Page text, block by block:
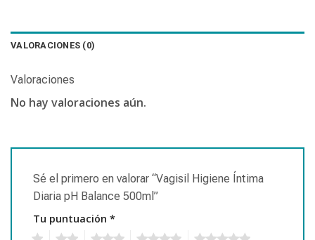
VALORACIONES (0)
Valoraciones
No hay valoraciones aún.
Sé el primero en valorar “Vagisil Higiene Íntima
Diaria pH Balance 500ml”
Tu puntuación *